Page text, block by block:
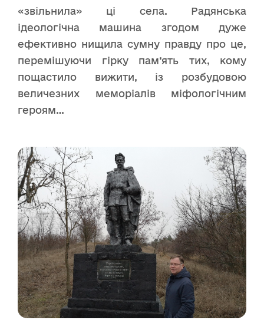
«звільнила» ці села. Радянська
ідеологічна машина згодом дуже
ефективно нищила сумну правду про це,
перемішуючи гірку пам’ять тих, кому
пощастило вижити, із розбудовою
величезних меморіалів міфологічним
героям…